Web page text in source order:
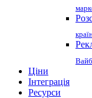
Ціни
Інтеграція
Ресурси